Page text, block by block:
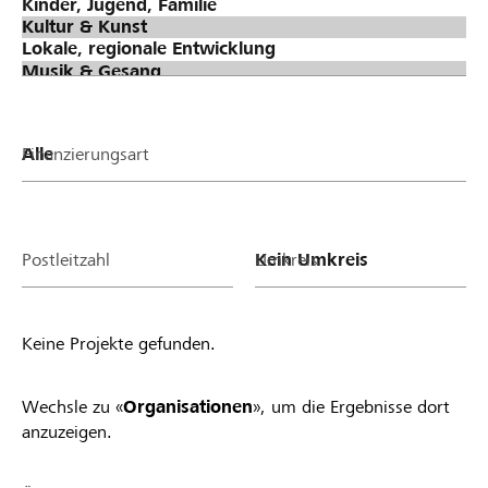
Finanzierungsart
Postleitzahl Umkreis
Keine Projekte gefunden.
Wechsle zu «Organisationen», um die Ergebnisse dort
anzuzeigen.